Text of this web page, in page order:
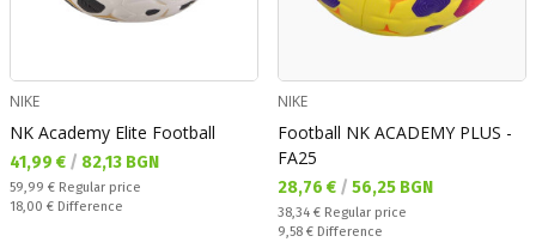
NIKE
NK Academy Elite Football
Текуща цена:
41,99 € / 82,13 BGN
Regular price:
59,99 € Regular price
Спестявате:
18,00 € Difference
NIKE
Football NK ACADEMY PLUS -
FA25
Текуща цена:
28,76 € / 56,25 BGN
Regular price:
38,34 € Regular price
Спестявате:
9,58 € Difference